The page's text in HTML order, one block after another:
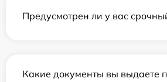
Предусмотрен ли у вас
Какие документы вы выдаете